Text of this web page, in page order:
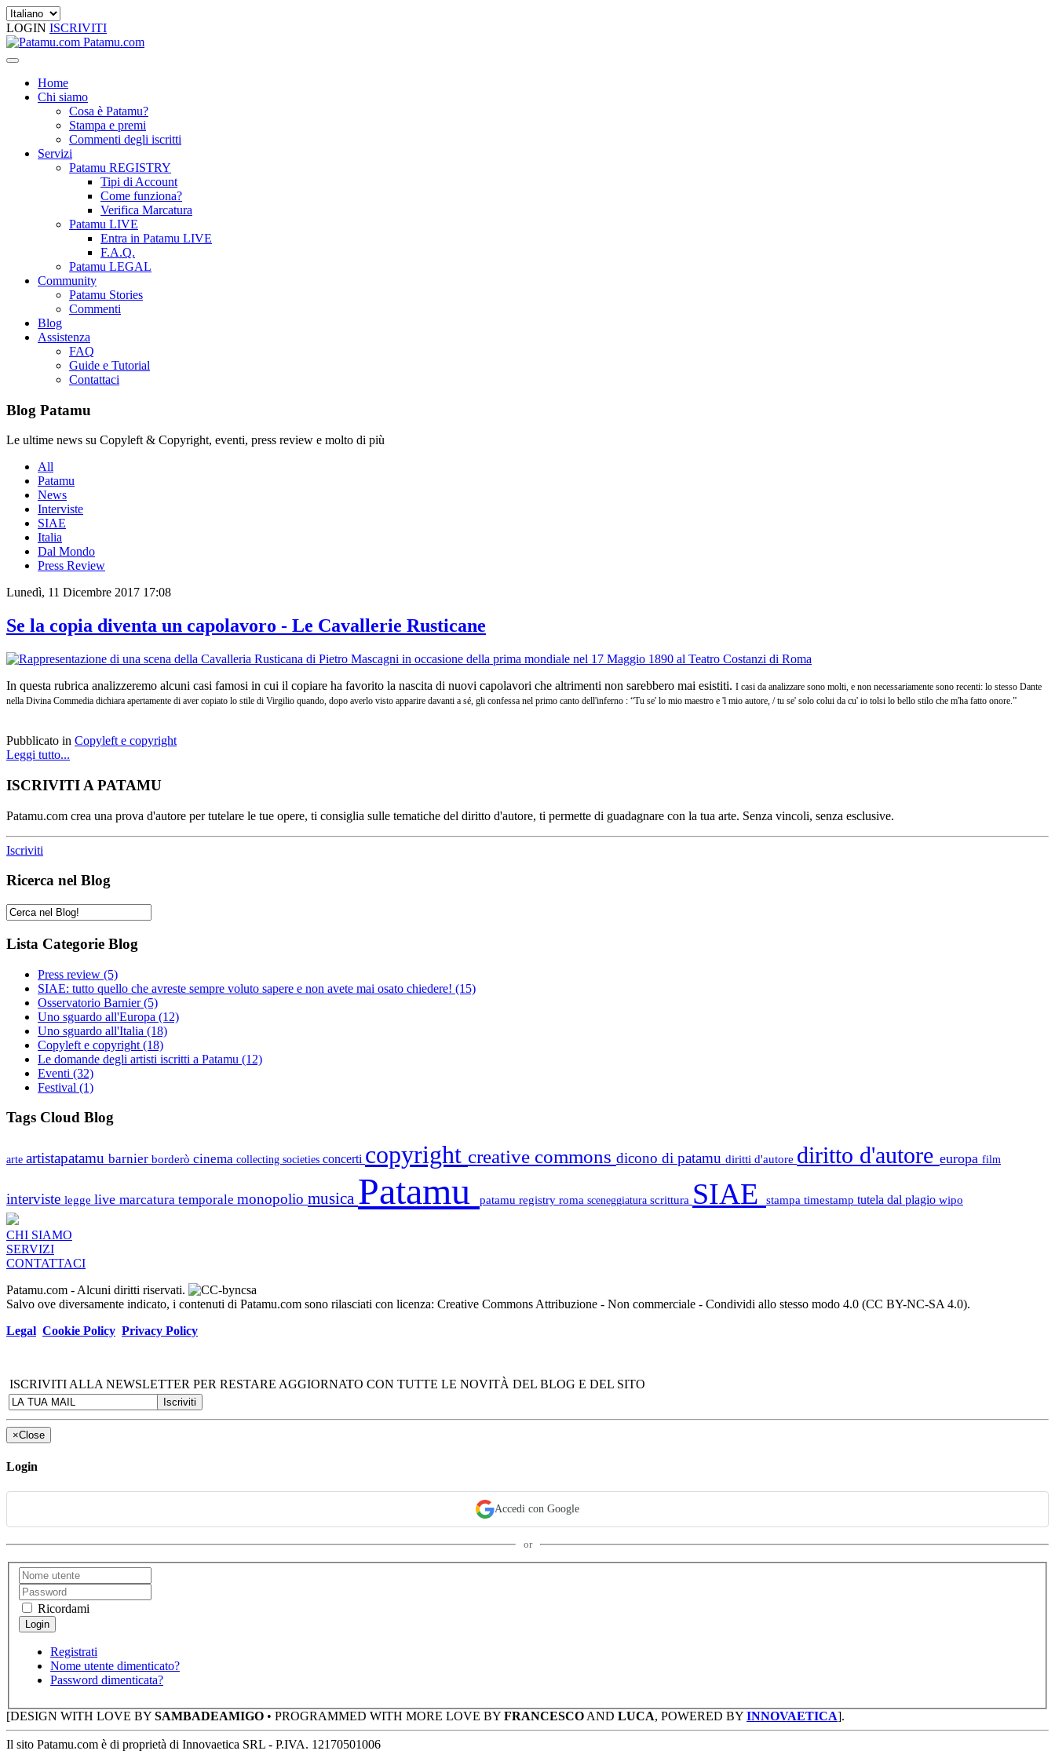
LOGIN ISCRIVITI
Patamu.com
Home
Chi siamo
Cosa è Patamu?
Stampa e premi
Commenti degli iscritti
Servizi
Patamu REGISTRY
Tipi di Account
Come funziona?
Verifica Marcatura
Patamu LIVE
Entra in Patamu LIVE
F.A.Q.
Patamu LEGAL
Community
Patamu Stories
Commenti
Blog
Assistenza
FAQ
Guide e Tutorial
Contattaci
Blog Patamu
Le ultime news su Copyleft & Copyright, eventi, press review e molto di più
All
Patamu
News
Interviste
SIAE
Italia
Dal Mondo
Press Review
Lunedì, 11 Dicembre 2017 17:08
Se la copia diventa un capolavoro - Le Cavallerie Rusticane
In questa rubrica analizzeremo alcuni casi famosi in cui il copiare ha favorito la nascita di nuovi capolavori che altrimenti non sarebbero mai esistiti. I casi da analizzare sono molti, e non necessariamente sono recenti: lo stesso Dante
nella Divina Commedia dichiara apertamente di aver copiato lo stile di Virgilio quando, dopo averlo visto apparire davanti a sé, gli confessa nel primo canto dell'inferno : “Tu se' lo mio maestro e 'l mio autore, / tu se' solo colui da cu' io tolsi lo bello stilo che m'ha fatto onore.”
Pubblicato in Copyleft e copyright
Leggi tutto...
ISCRIVITI A PATAMU
Patamu.com crea una prova d'autore per tutelare le tue opere, ti consiglia sulle tematiche del diritto d'autore, ti permette di guadagnare con la tua arte. Senza vincoli, senza esclusive.
Iscriviti
Ricerca nel Blog
Lista Categorie Blog
Press review (5)
SIAE: tutto quello che avreste sempre voluto sapere e non avete mai osato chiedere! (15)
Osservatorio Barnier(5)
Uno sguardo all'Europa (12)
Uno sguardo all'Italia (18)
Copyleft e copyright (18)
Le domande degli artisti iscritti a Patamu (12)
Eventi (32)
Festival (1)
Tags Cloud Blog
arte artistapatamu barnier borderò cinema collecting societies concerti copyright creative commons dicono di patamu diritti d'autore diritto d'autore europa film
interviste legge live marcatura temporale monopolio musica Patamu patamu registry roma sceneggiatura scrittura SIAE stampa timestamp tutela dal plagio wipo
CHI SIAMO
SERVIZI
CONTATTACI
Patamu.com - Alcuni diritti riservati.
Salvo ove diversamente indicato, i contenuti di Patamu.com sono rilasciati con licenza: Creative Commons Attribuzione - Non commerciale - Condividi allo stesso modo 4.0 (CC BY-NC-SA 4.0).
Legal Cookie Policy Privacy Policy
ISCRIVITI ALLA NEWSLETTER PER RESTARE AGGIORNATO CON TUTTE LE NOVITÀ DEL BLOG E DEL SITO
×Close
Login
Accedi con Google
or
Ricordami
Registrati
Nome utente dimenticato?
Password dimenticata?
[DESIGN WITH LOVE BY SAMBADEAMIGO • PROGRAMMED WITH MORE LOVE BY FRANCESCO AND LUCA, POWERED BY INNOVAETICA].
Il sito Patamu.com è di proprietà di Innovaetica SRL - P.IVA. 12170501006